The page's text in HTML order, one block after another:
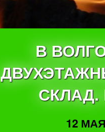
В
СКЛАД.
12